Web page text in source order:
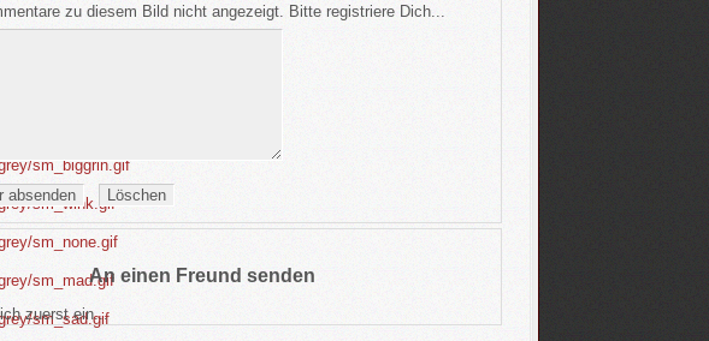
zu diesem Bild nicht angezeigt. Bitte registriere Dich...
An einen Freund senden
zuerst ein...